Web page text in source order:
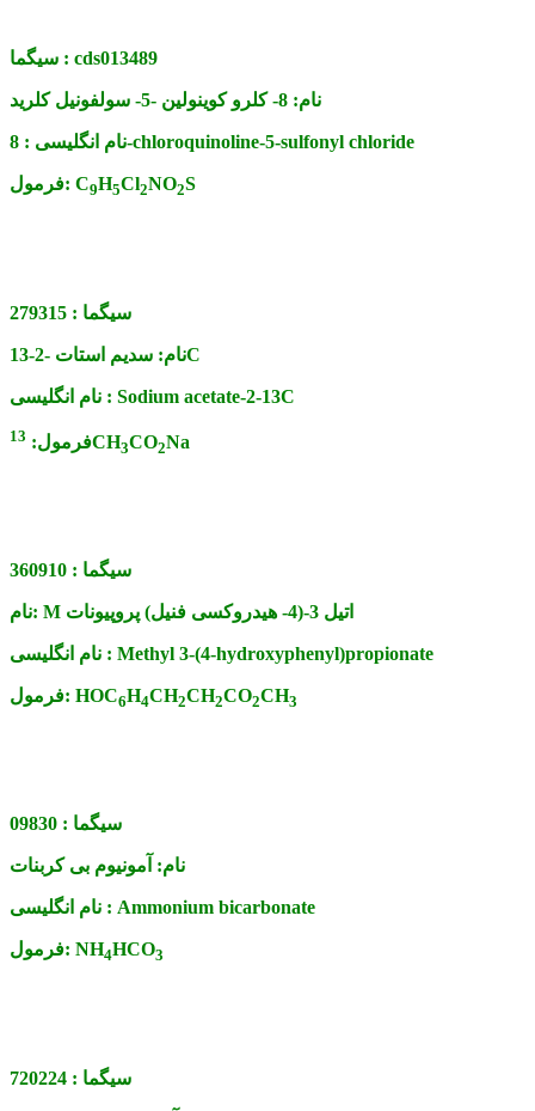
سیگما : cds013489
نام: 8- کلرو کوینولین -5- سولفونیل کلرید
نام انگلیسی :8-chloroquinoline-5-sulfonyl chloride
فرمول: C9H5Cl2NO2S
سیگما : 279315
نام:سدیم استات -2-13C
نام انگلیسی : Sodium acetate-2-13C
فرمول: 13 CH3CO2Na
سیگما : 360910
نام: M اتیل 3-(4- هیدروکسی فنیل) پروپیونات
نام انگلیسی : Methyl 3-(4-hydroxyphenyl)propionate
فرمول: HOC6H4CH2CH2CO2CH3
سیگما : 09830
نام: آمونیوم بی کربنات
نام انگلیسی : Ammonium bicarbonate
فرمول: NH4HCO3
سیگما : 720224